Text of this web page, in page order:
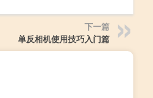
下一篇
单反相机使用技巧入门篇